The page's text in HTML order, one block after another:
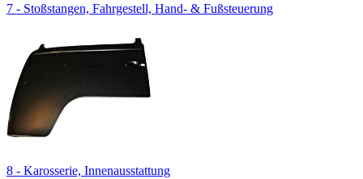
7 - Stoßstangen, Fahrgestell, Hand- & Fußsteuerung
8 - Karosserie, Innenausstattung